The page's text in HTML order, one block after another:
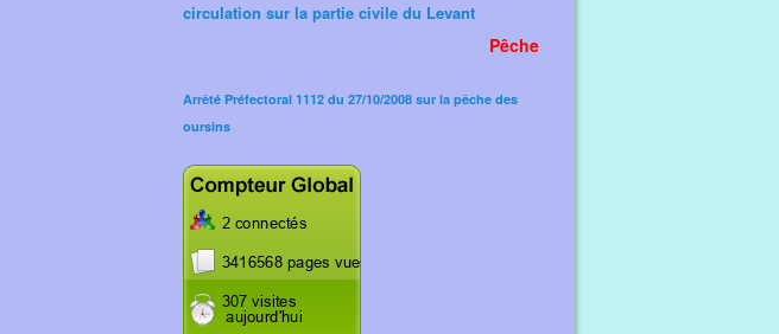
circulation sur la partie civile du Levant
Pêche
Arrêté Préfectoral 1112 du 27/10/2008 sur la pêche des
oursins